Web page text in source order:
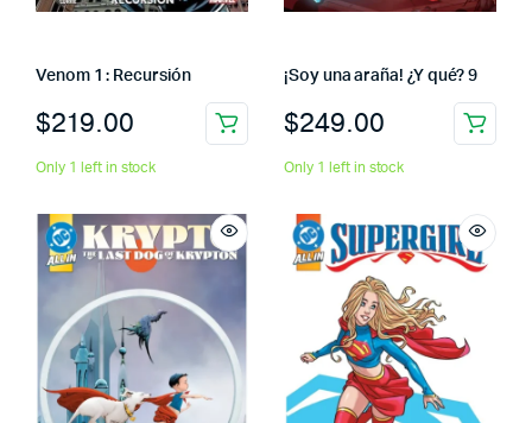
Venom 1 : Recursión
$219.00
Only 1 left in stock
¡Soy una araña! ¿Y qué? 9
$249.00
Only 1 left in stock